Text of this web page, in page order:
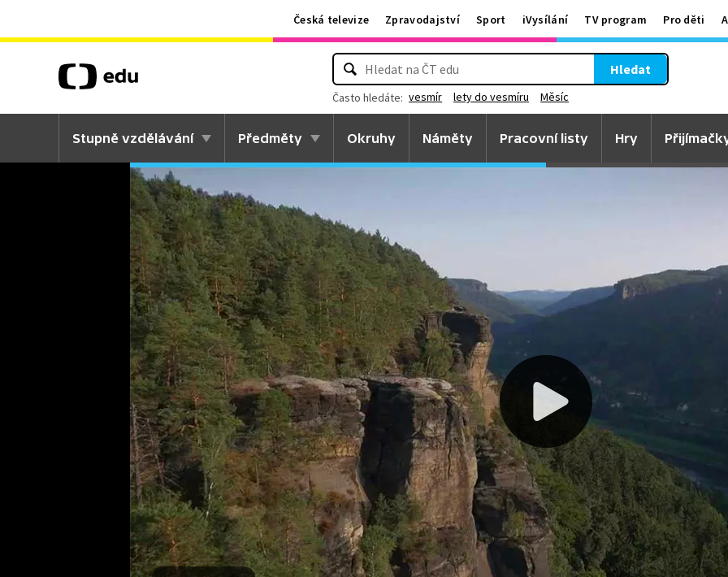
Česká televize Zpravodajství Sport iVysílání TV program Pro děti
Hledat
Často hledáte: vesmír lety do vesmíru Měsíc
Stupně vzdělávání Předměty Okruhy Náměty Pracovní listy Hry